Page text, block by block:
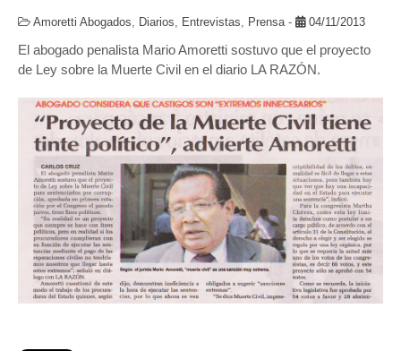
Amoretti Abogados, Diarios, Entrevistas, Prensa- 04/11/2013
El abogado penalista Mario Amoretti sostuvo que el proyecto
de Ley sobre la Muerte Civil en el diario LA RAZÓN.